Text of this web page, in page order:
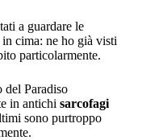
a guardare le
cima: ne ho già visti
particolarmente.
in antichi sarcofagi
sono purtroppo